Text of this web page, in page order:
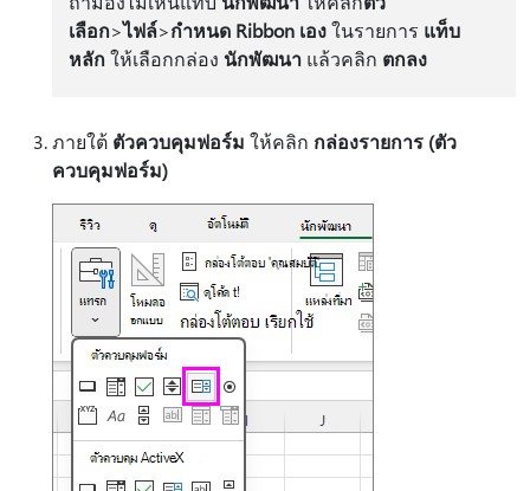
เลือก>ไฟล์>กําหนด Ribbon เองในรายการ แท็บ
หลัก ให้เลือกกล่อง นักพัฒนาแล้วคลิก ตกลง
ภายใต้ ตัวควบคุมฟอร์ม ให้คลิก กล่องรายการ (ตัว
ควบคุมฟอร์ม)